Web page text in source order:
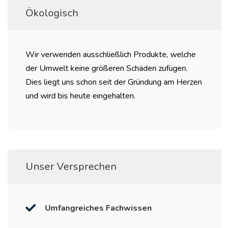
Ökologisch
Wir verwenden ausschließlich Produkte, welche
der Umwelt keine größeren Schäden zufügen.
Dies liegt uns schon seit der Gründung am Herzen
und wird bis heute eingehalten.
Unser Versprechen
Umfangreiches Fachwissen